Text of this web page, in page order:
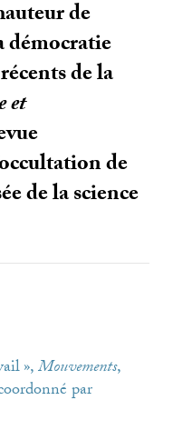
de
démocratie
de la
et
de
de la science
»,Mouvements,
par